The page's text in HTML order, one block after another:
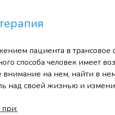
пациента в
способа человек имеет
на нем, найти в
над своей жизнью и